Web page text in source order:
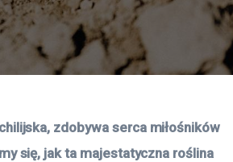
zdobywa serca miłośników
się, jak ta majestatyczna roślina